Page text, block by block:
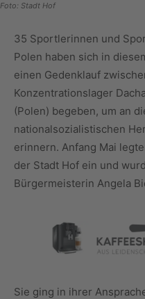
Foto: Stadt Hof
35 Sportlerinnen und
Polen haben sich in
einen Gedenklauf
Konzentrationslager
(Polen) begeben, um an
nationalsozialistischen
erinnern. Anfang Mai
der Stadt Hof ein und
Bürgermeisterin Angela
Sie ging in ihrer